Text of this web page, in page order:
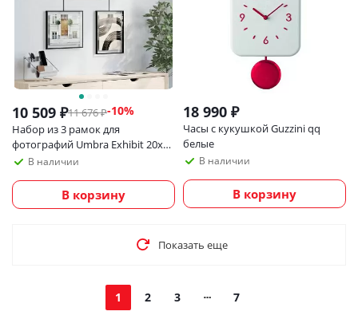
10 509 ₽11 676₽-10%
Набор из 3 рамок для
фотографий Umbra Exhibit 20х25
см, черный
В наличии
В корзину
18 990 ₽
Часы с кукушкой Guzzini qq
белые
В наличии
В корзину
Показать еще
1 2 3 7